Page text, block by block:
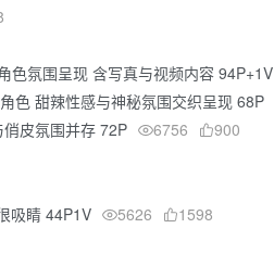
色氛围呈现 含写真与视频内容 94P+1V
色 甜辣性感与神秘氛围交织呈现 68P
皮氛围并存 72P 6756
900
吸睛 44P1V 5626
1598